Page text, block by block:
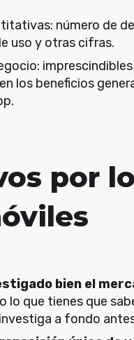
número de
uso y otras cifras.
los beneficios
por
bien el
lo que tienes que
a fondo